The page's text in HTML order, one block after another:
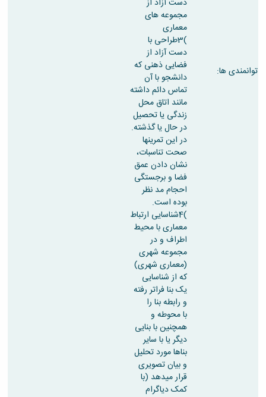
توانمندی ها:
مجموعه های
معماری
)3طراحی با
دست آزاد از
فضایی ذهنی که
دانشجو با آن
تماس دائم داشته
مانند اتاق محل
زندگی یا تحصیل
در حال یا گذشته.
در این تمرینها
صحت تناسبات،
نشان دادن عمق
فضا و برجستگی
احجام مد نظر
بوده است.
)4شناسایی ارتباط
معماری با محیط
اطراف و در
مجموعه شهری
(معماری شهری)
که از شناسایی
یک بنا فراتر رفته
و رابطه بنا را
با محوطه و
همچنین با بنایی
دیگر یا با سایر
بناها مورد تحلیل
و بیان تصویری
قرار میدهد (با
کمک دیاگرام